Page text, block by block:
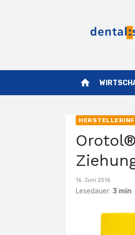
home
Veröffentlicht
am
16. Juni 2016
Lesedauer: 3 min